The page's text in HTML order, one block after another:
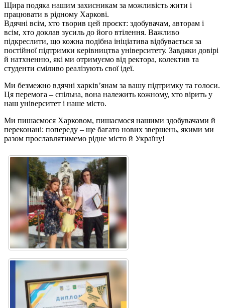
Щира подяка нашим захисникам за можливість жити і
працювати в рідному Харкові.
Вдячні всім, хто творив цей проєкт: здобувачам, авторам і
всім, хто доклав зусиль до його втілення. Важливо
підкреслити, що кожна подібна ініціатива відбувається за
постійної підтримки керівництва університету. Завдяки довірі
й натхненню, які ми отримуємо від ректора, колектив та
студенти сміливо реалізують свої ідеї.
Ми безмежно вдячні харків’янам за вашу підтримку та голоси.
Ця перемога – спільна, вона належить кожному, хто вірить у
наш університет і наше місто.
Ми пишаємося Харковом, пишаємося нашими здобувачами й
переконані: попереду – ще багато нових звершень, якими ми
разом прославлятимемо рідне місто й Україну!